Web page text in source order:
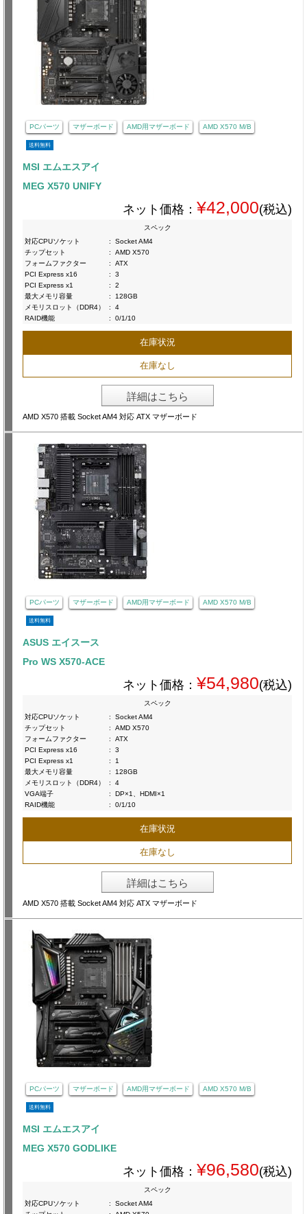
PCパーツ マザーボード AMD用マザーボード AMD X570 M/B
送料無料
MSI エムエスアイ
MEG X570 UNIFY
ネット価格： ¥42,000(税込)
スペック
対応CPUソケット
:
Socket AM4
チップセット
:
AMD X570
フォームファクター
:
ATX
PCI Express x16
:
3
PCI Express x1
:
2
最大メモリ容量
:
128GB
メモリスロット（DDR4）
:
4
RAID機能
: 0/1/10
在庫状況
在庫なし
詳細はこちら
AMD X570 搭載 Socket AM4 対応 ATX マザーボード
PCパーツ マザーボード AMD用マザーボード AMD X570 M/B
送料無料
ASUS エイスース
Pro WS X570-ACE
ネット価格： ¥54,980(税込)
スペック
対応CPUソケット
:
Socket AM4
チップセット
:
AMD X570
フォームファクター
:
ATX
PCI Express x16
:
3
PCI Express x1
:
1
最大メモリ容量
:
128GB
メモリスロット（DDR4）
:
4
VGA端子
:
DP×1、HDMI×1
RAID機能
: 0/1/10
在庫状況
在庫なし
詳細はこちら
AMD X570 搭載 Socket AM4 対応 ATX マザーボード
PCパーツ マザーボード AMD用マザーボード AMD X570 M/B
送料無料
MSI エムエスアイ
MEG X570 GODLIKE
ネット価格： ¥96,580(税込)
スペック
対応CPUソケット
:
Socket AM4